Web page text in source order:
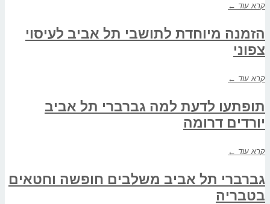
קרא עוד ←
הזמנה מיוחדת לתושבי תל אביב לעיסוי
צפוני
קרא עוד ←
תופתעו לדעת למה גברברי תל אביב
יורדים דרומה
קרא עוד ←
גברברי תל אביב משלבים חופשה וחטאים
בטבריה